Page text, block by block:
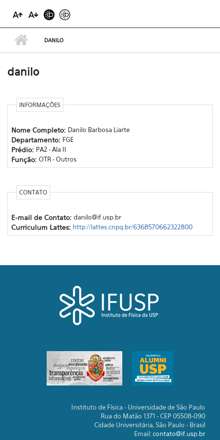
DANILO
danilo
INFORMAÇÕES
Nome Completo: Danilo Barbosa Liarte
Departamento: FGE
Prédio: PA2 - Ala II
Função: OTR - Outros
CONTATO
E-mail de Contato: danilo@if.usp.br
Curriculum Lattes: http://lattes.cnpq.br/6368570662322800
Instituto de Física - Universidade de São Paulo
Rua do Matão 1371 - CEP 05508-090
Cidade Universitária, São Paulo - Brasil
Email:contato@if.usp.br